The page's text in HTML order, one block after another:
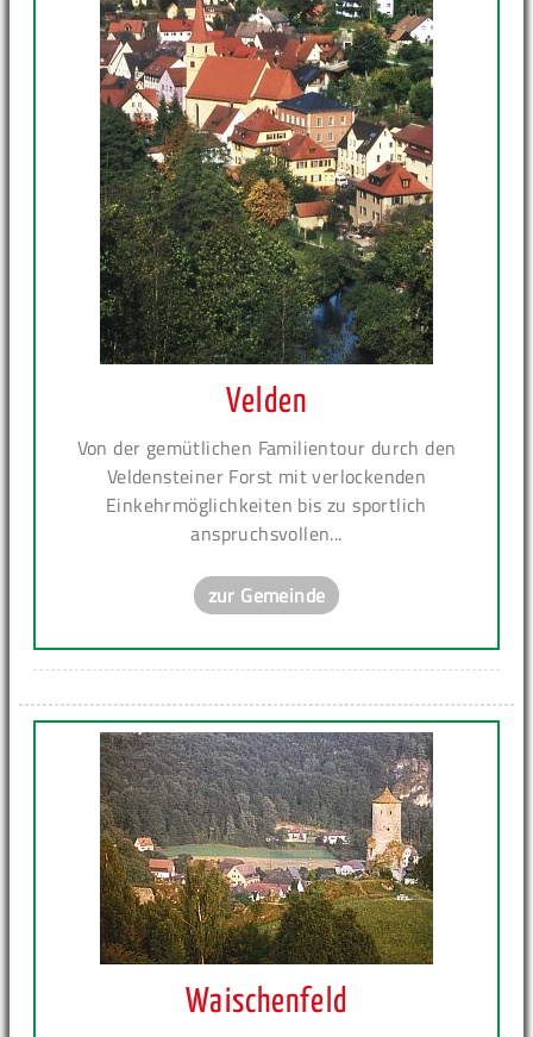
Velden
Von der gemütlichen Familientour durch den
Veldensteiner Forst mit verlockenden
Einkehrmöglichkeiten bis zu sportlich
anspruchsvollen...
zur Gemeinde
Waischenfeld